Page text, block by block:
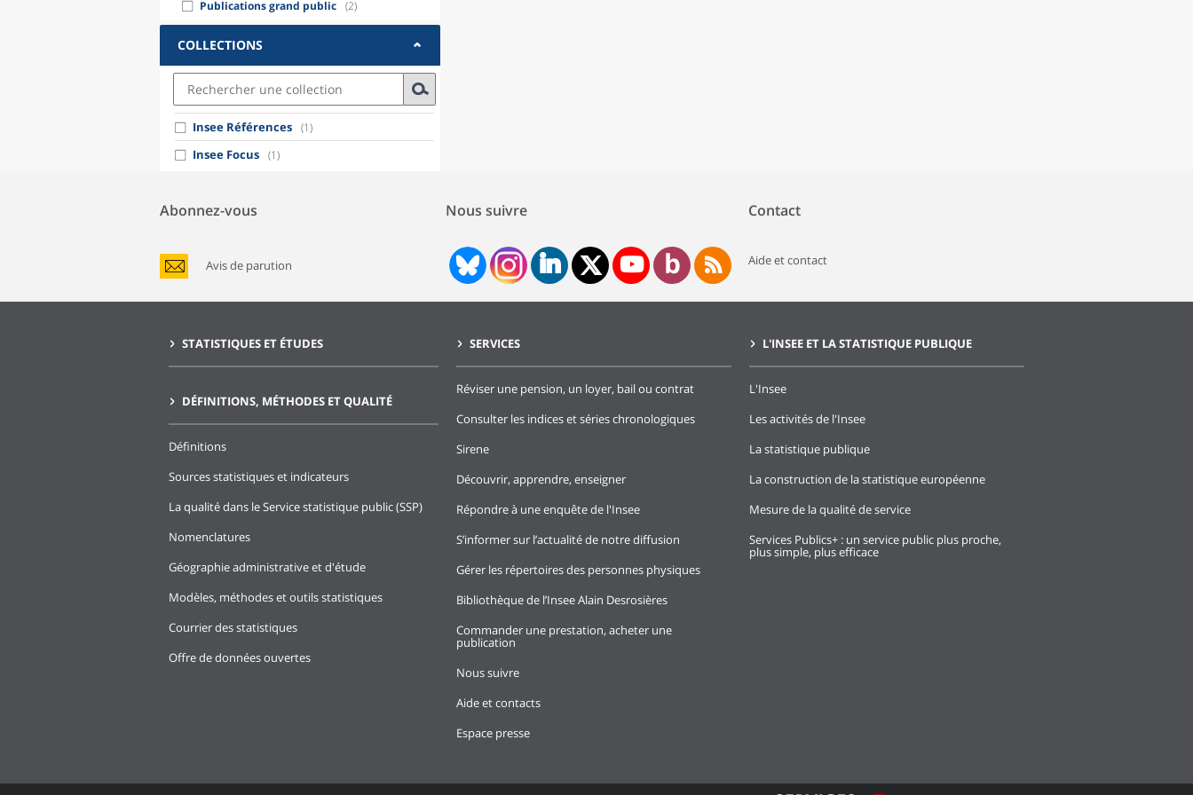
Publications grand public (2)
COLLECTIONS
Insee Références (1)
Insee Focus (1)
Abonnez-vous
Avis de parution
Nous suivre Contact
Aide et contact
STATISTIQUES ET ÉTUDES
DÉFINITIONS, MÉTHODES ET QUALITÉ
Définitions
Sources statistiques et indicateurs
La qualité dans le Service statistique public (SSP)
Nomenclatures
Géographie administrative et d'étude
Modèles, méthodes et outils statistiques
Courrier des statistiques
Offre de données ouvertes
SERVICES
Réviser une pension, un loyer, bail ou contrat
Consulter les indices et séries chronologiques
Sirene
Découvrir, apprendre, enseigner
Répondre à une enquête de l'Insee
S’informer sur l’actualité de notre diffusion
Gérer les répertoires des personnes physiques
Bibliothèque de l’Insee Alain Desrosières
Commander une prestation, acheter une
publication
Nous suivre
Aide et contacts
Espace presse
L'INSEE ET LA STATISTIQUE PUBLIQUE
L'Insee
Les activités de l'Insee
La statistique publique
La construction de la statistique européenne
Mesure de la qualité de service
Services Publics+ : un service public plus proche,
plus simple, plus efficace